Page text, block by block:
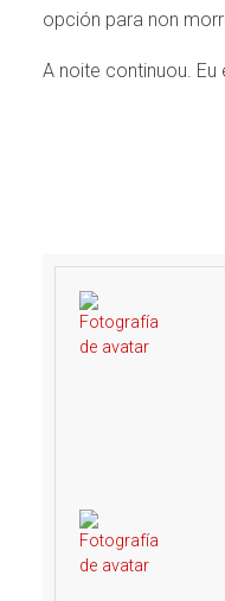
opción para non
A noite continuou.